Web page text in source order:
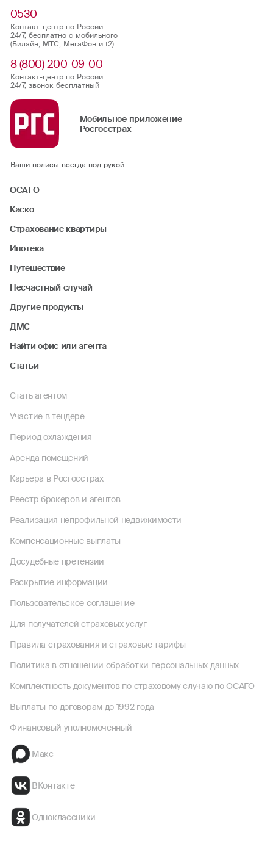
0530
Контакт-центр по России
24/7, бесплатно с мобильного
(Билайн, МТС, МегаФон и t2)
8 (800) 200-09-00
Контакт-центр по России
24/7, звонок бесплатный
Мобильное приложение
Росгосстрах
Ваши полисы всегда под рукой
ОСАГО
Каско
Страхование квартиры
Ипотека
Путешествие
Несчастный случай
Другие продукты
ДМС
Найти офис или агента
Статьи
Стать агентом
Участие в тендере
Период охлаждения
Аренда помещений
Карьера в Росгосстрах
Реестр брокеров и агентов
Реализация непрофильной недвижимости
Компенсационные выплаты
Досудебные претензии
Раскрытие информации
Пользовательское соглашение
Для получателей страховых услуг
Правила страхования и страховые тарифы
Политика в отношении обработки персональных данных
Комплектность документов по страховому случаю по ОСАГО
Выплаты по договорам до 1992 года
Финансовый уполномоченный
Макс
ВКонтакте
Одноклассники